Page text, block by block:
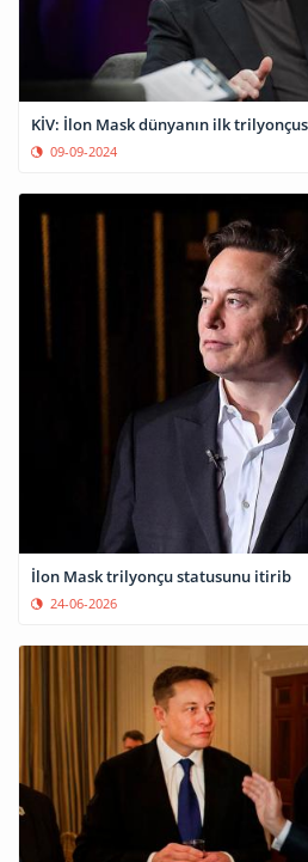
KİV: İlon Mask dünyanın ilk
09-09-2024
İlon Mask trilyonçu statusunu itirib
24-06-2026